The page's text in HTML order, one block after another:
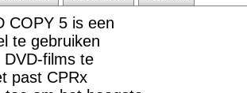
COPY 5 is een
te gebruiken
films te
past CPRx